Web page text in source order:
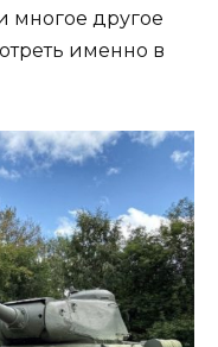
многое другое
именно в